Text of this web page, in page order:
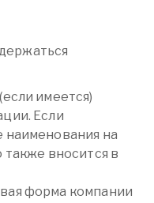
имеется)
Если
наименования на
вносится в
форма компании